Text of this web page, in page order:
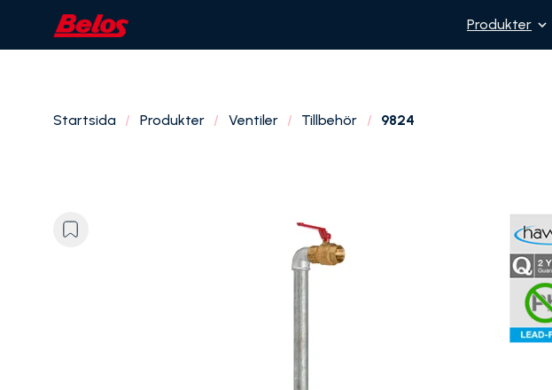
Produkter
Startsida Produkter Ventiler Tillbehör 9824